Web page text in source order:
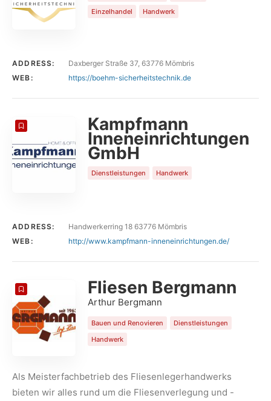
Einzelhandel
Handwerk
ADDRESS:
Daxberger Straße 37, 63776 Mömbris
WEB:
https://boehm-sicherheitstechnik.de
Kampfmann
Inneneinrichtungen
GmbH
Dienstleistungen Handwerk
ADDRESS:
Handwerkerring 18 63776 Mömbris
WEB:
http://www.kampfmann-inneneinrichtungen.de/
Fliesen Bergmann
Arthur Bergmann
Bauen und Renovieren
Dienstleistungen
Handwerk
Als Meisterfachbetrieb des Fliesenlegerhandwerks
bieten wir alles rund um die Fliesenverlegung und -